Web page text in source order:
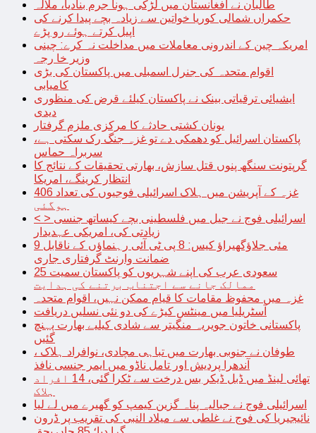
طالبان نے افغانستان میں لڑکی ہونا جرم بنادیا، ملالہ
حکمراں شمالی کوریا خواتین سے زیادہ بچے پیدا کرنے کی
اپیل کرتے ہوئے رو پڑے
امریکہ چین کے اندرونی معاملات میں مداخلت نہ کرے: چینی
وزیر خا رجہ
اقوام متحدہ کی جنرل اسمبلی میں پاکستان کی بڑی
کامیابی
ایشیائی ترقیاتی بینک نے پاکستان کیلئے قرض کی منظوری
دیدی
یونان کشتی حادثے کا مرکزی ملزم گرفتار
پاکستان اسرائیل کو دھمکی دے تو غزہ جنگ رک سکتی ہے،
سربراہ حماس
گرپتونت سنگھ پنوں قتل سازش، بھارتی تحقیقات کے نتائج کا
انتظار کرینگے، امریکا
غزہ کے آپریشن میں ہلاک اسرائیلی فوجیوں کی تعداد 406
ہوگئی
< > اسرائیلی فوج نے جیل میں فلسطینی بچے کیساتھ جنسی
زیادتی کی، امریکی عہدیدار
9 مئی جلاؤگھیراؤ کیس: 8 پی ٹی آئی رہنماؤں کے ناقابل
ضمانت وارنٹ گرفتاری جاری
سعودی عرب کی اپنے شہریوں کو پاکستان سمیت 25
ممالک جانے سے اجتناب برتنے کی ہدایت
غزہ میں محفوظ مقامات کا قیام ممکن نہیں، اقوام متحدہ
آسٹریلیا میں مینٹس کیڑے کی دو نئی نسلیں دریافت
پاکستانی خاتون جویریہ منگیتر سے شادی کیلیے بھارت پہنچ
گئیں
طوفان نے جنوبی بھارت میں تباہی مچادی، نوافراد ہلاک ،
آندھرا پردیش اور تامل ناڈو میں ایمر جنسی نافذ
تھائی لینڈ میں ڈبل ڈیکر بس درخت سے ٹکرا گئی، 14 افراد
ہلاک
اسرائیلی فوج نے جبالیہ پناہ گزین کیمپ کو گھیرے میں لے لیا
نائیجیریا کی فوج نے غلطی سے میلاد النبی کی تقریب پر ڈرون